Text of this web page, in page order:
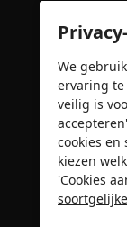
We
ervaring te
veilig is
cookies en
kiezen
'Cookies